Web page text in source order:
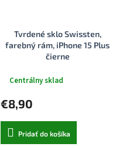
Tvrdené sklo Swissten,
farebný rám, iPhone 15 Plus
čierne
Centrálny sklad
€8,90
Pridať do košíka